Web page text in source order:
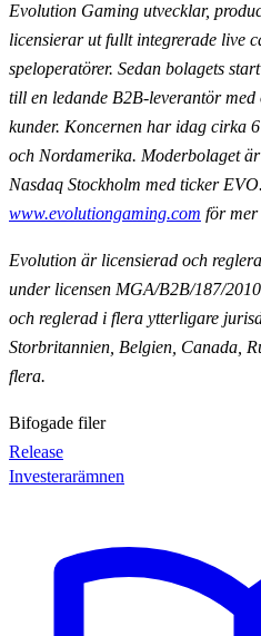
Evolution Gaming utvecklar,
licensierar ut fullt integrerade live
speloperatörer. Sedan bolagets
till en ledande B2B-leverantör
kunder. Koncernen har idag cirka
och Nordamerika. Moderbolaget
Nasdaq Stockholm med ticker
www.evolutiongaming.com för
Evolution är licensierad och
under licensen MGA/B2B/187/
och reglerad i flera ytterligare
Storbritannien, Belgien, Canada,
flera.
Bifogade filer
Release
Investerarämnen